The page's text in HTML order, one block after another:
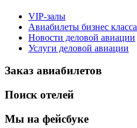
VIP-залы
Авиабилеты бизнес класса
Новости деловой авиации
Услуги деловой авиации
Заказ авиабилетов
Поиск отелей
Мы на фейсбуке